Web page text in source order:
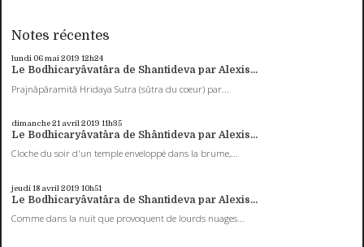
Notes récentes
lundi 06mai 2019 12h24
Le Bodhicaryâvatâra de Shantideva par Alexis...
Prajnâpâramitâ Hridaya Sutra (sûtra du coeur) par...
dimanche 21 avril 2019 11h35
Le Bodhicaryâvatâra de Shântideva par Alexis...
Cloche du soir d'un temple enveloppé dans la brume,...
jeudi 18 avril 2019 10h51
Le Bodhicaryâvatâra de Shantideva par Alexis...
Comme dans la nuit que provoquent de lourds nuages...